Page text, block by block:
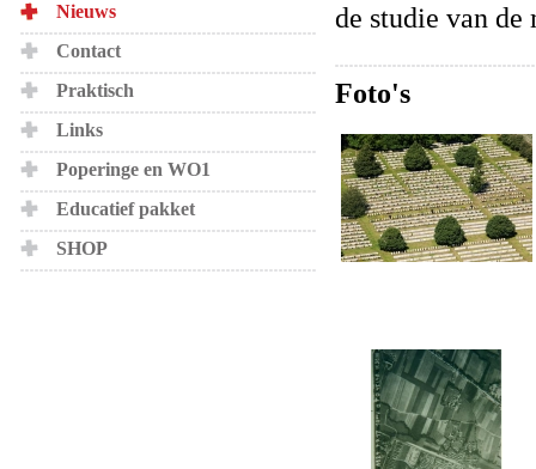
Nieuws
Contact
Praktisch
Links
Poperinge en WO1
Educatief pakket
SHOP
de studie van
Foto's